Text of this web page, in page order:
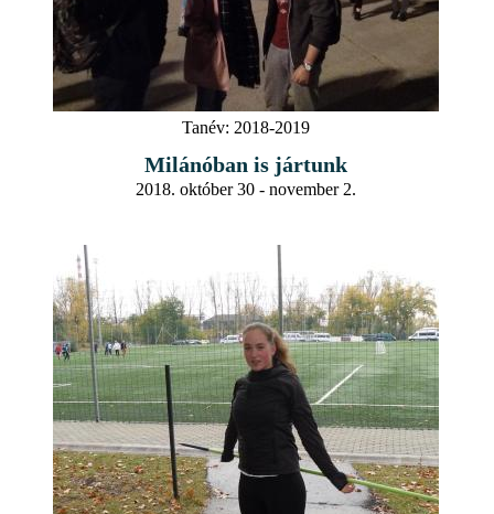
Tanév: 2018-2019
Milánóban is jártunk
2018. október 30 - november 2.